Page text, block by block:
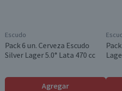
Escudo
Pack 6 un. Cerveza Escudo
Silver Lager 5.0° Lata 470 cc
Agregar